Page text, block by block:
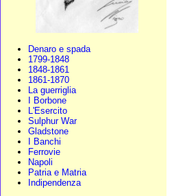
Denaro e spada
1799-1848
1848-1861
1861-1870
La guerriglia
I Borbone
L'Esercito
Sulphur War
Gladstone
I Banchi
Ferrovie
Napoli
Patria e Matria
Indipendenza